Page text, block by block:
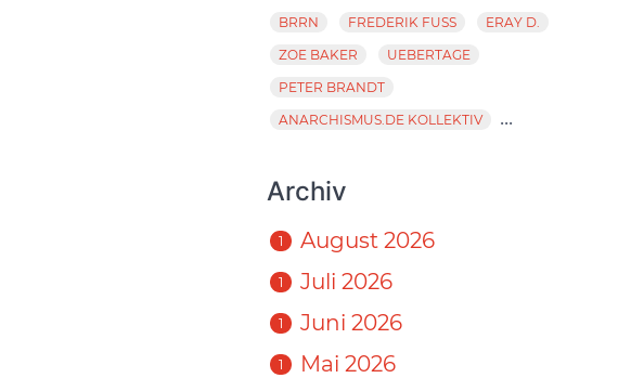
BRRN
FREDERIK FUSS
ERAY D.
ZOE BAKER
UEBERTAGE
PETER BRANDT
ANARCHISMUS.DE KOLLEKTIV
...
Archiv
1 August 2026
1 Juli 2026
1 Juni 2026
1 Mai 2026